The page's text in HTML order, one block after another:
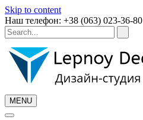
Skip to content
Наш телефон: +38 (063) 023-36-80
MENU